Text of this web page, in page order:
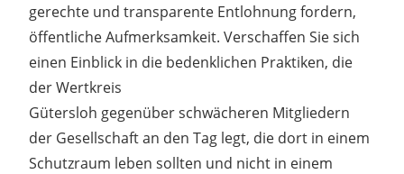
gerechte und transparente Entlohnung fordern,
öffentliche Aufmerksamkeit. Verschaffen Sie sich
einen Einblick in die bedenklichen Praktiken, die
der Wertkreis
Gütersloh gegenüber schwächeren Mitgliedern
der Gesellschaft an den Tag legt, die dort in einem
Schutzraum leben sollten und nicht in einem